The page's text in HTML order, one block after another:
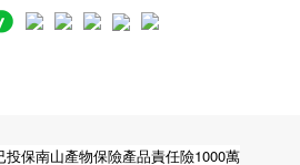
保南山產物保險產品責任險1000萬